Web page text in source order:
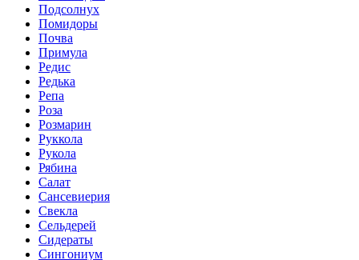
Подсолнух
Помидоры
Почва
Примула
Редис
Редька
Репа
Роза
Розмарин
Руккола
Рукола
Рябина
Салат
Сансевиерия
Свекла
Сельдерей
Сидераты
Сингониум